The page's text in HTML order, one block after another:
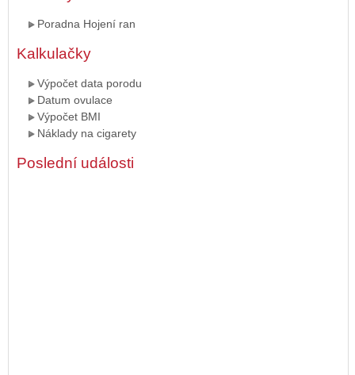
Poradna Hojení ran
Kalkulačky
Výpočet data porodu
Datum ovulace
Výpočet BMI
Náklady na cigarety
Poslední události